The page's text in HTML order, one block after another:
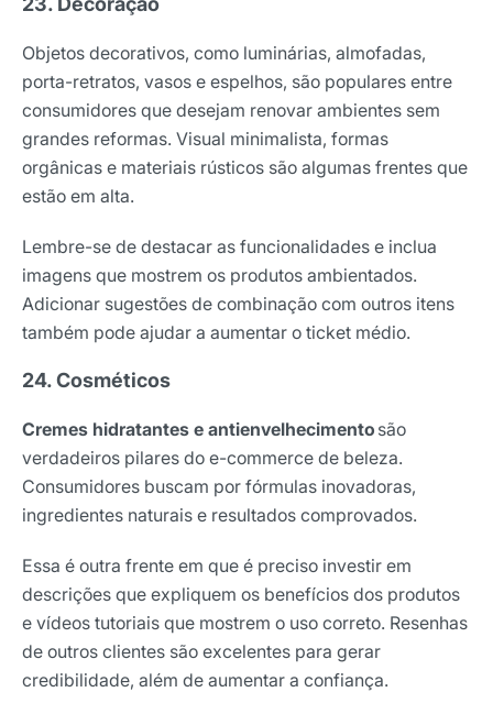
Objetos decorativos, como luminárias, almofadas,
porta-retratos, vasos e espelhos, são populares entre
consumidores que desejam renovar ambientes sem
grandes reformas. Visual minimalista, formas
orgânicas e materiais rústicos são algumas frentes que
estão em alta.
Lembre-se de destacar as funcionalidades e inclua
imagens que mostrem os produtos ambientados.
Adicionar sugestões de combinação com outros itens
também pode ajudar a aumentar o ticket médio.
24. Cosméticos
Cremes hidratantes e antienvelhecimento são
verdadeiros pilares do e-commerce de beleza.
Consumidores buscam por fórmulas inovadoras,
ingredientes naturais e resultados comprovados.
Essa é outra frente em que é preciso investir em
descrições que expliquem os benefícios dos produtos
e vídeos tutoriais que mostrem o uso correto. Resenhas
de outros clientes são excelentes para gerar
credibilidade, além de aumentar a confiança.